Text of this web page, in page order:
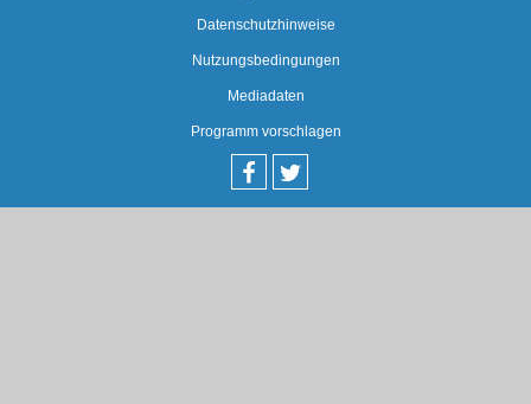
Datenschutzhinweise
Nutzungsbedingungen
Mediadaten
Programm vorschlagen